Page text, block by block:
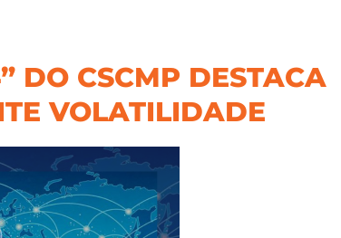
DO CSCMP DESTACA
VOLATILIDADE